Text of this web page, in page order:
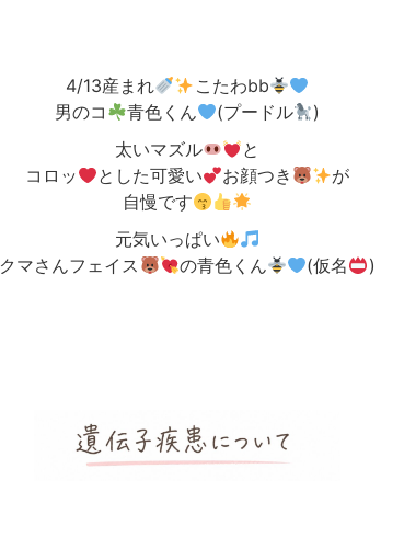
4/13産まれ
こたわbb
男のコ
青色くん (プードル
)
太いマズル
と
コロッ
とした可愛い お顔つき
が
自慢です
元気いっぱい
クマさんフェイス
の青色くん (仮名 )